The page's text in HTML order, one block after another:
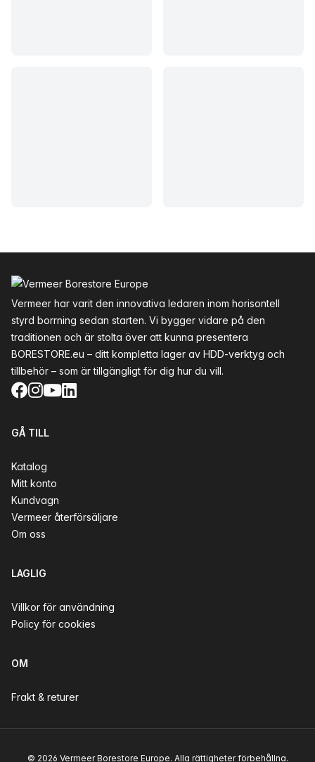
Vermeer har varit den innovativa ledaren inom horisontell
styrd borrning sedan starten. Vi bygger vidare på den
traditionen och är stolta över att kunna presentera
BORESTORE.eu – ditt kompletta lager av HDD-verktyg och
tillbehör – som är tillgängligt för dig hur du vill.
Facebook
Instagram
YouTube
LinkedIn
GÅ TILL
Katalog
Mitt konto
Kundvagn
Vermeer återförsäljare
Om oss
LAGLIG
Villkor för användning
Policy för cookies
OM
Frakt & returer
© 2026 Vermeer Borestore Europe. Alla rättigheter förbehållna.